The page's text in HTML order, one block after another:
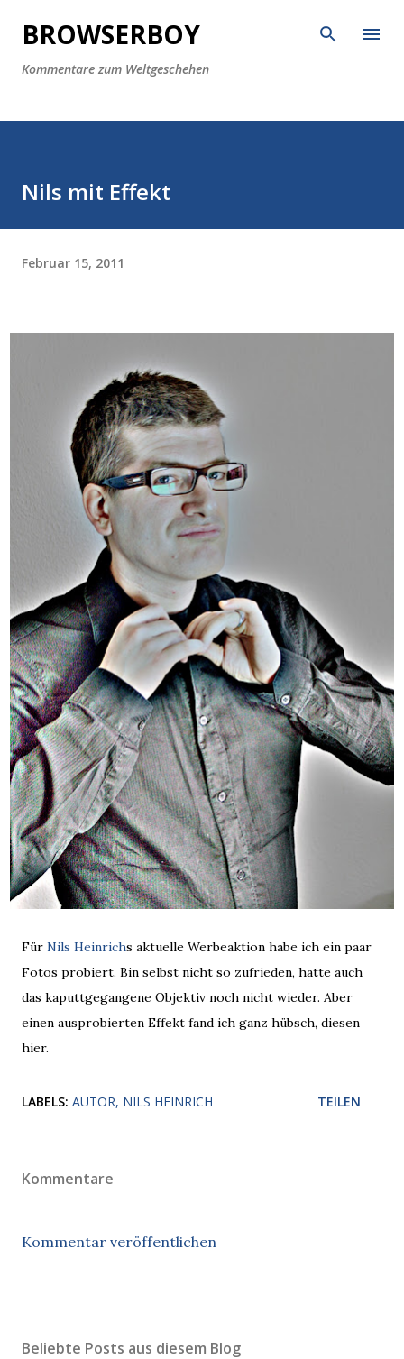
Direkt zum Hauptbereich
BROWSERBOY
Kommentare zum Weltgeschehen
Nils mit Effekt
Februar 15, 2011
Für Nils Heinrichs aktuelle Werbeaktion habe ich ein paar
Fotos probiert. Bin selbst nicht so zufrieden, hatte auch
das kaputtgegangene Objektiv noch nicht wieder. Aber
einen ausprobierten Effekt fand ich ganz hübsch, diesen
hier.
LABELS: AUTOR NILS HEINRICH TEILEN
Kommentare
Kommentar veröffentlichen
Beliebte Posts aus diesem Blog